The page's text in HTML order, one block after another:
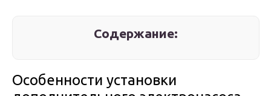
Содержание:
Особенности установки